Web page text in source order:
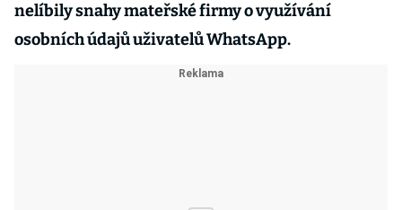
nelíbily snahy mateřské firmy o využívání
osobních údajů uživatelů WhatsApp.